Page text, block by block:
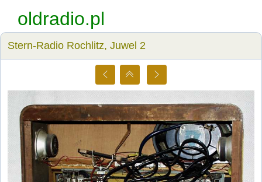
oldradio.pl
Stern-Radio Rochlitz, Juwel 2